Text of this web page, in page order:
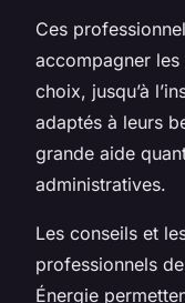
Ces
accompagner
choix, jusqu’à
adaptés à leurs
grande aide
administratives.
Les conseils et
professionnels
Énergie